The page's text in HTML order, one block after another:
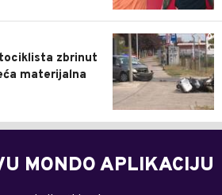
0
zbrinut
materijalna
MONDO APLIKACIJU